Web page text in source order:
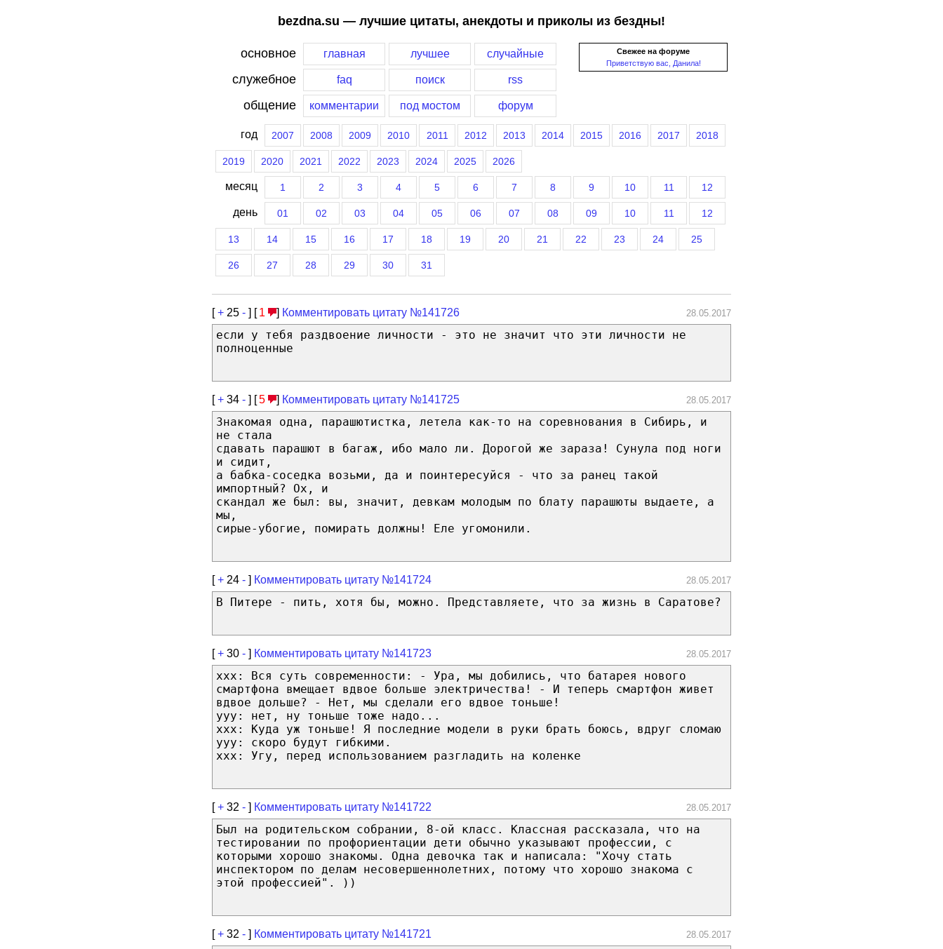
bezdna.su — лучшие цитаты, анекдоты и приколы из бездны!
Свежее на форуме
Приветствую вас, Данила!
основное главная лучшее случайные
служебное faq поиск rss
общение комментарии под мостом форум
год 2007 2008 2009 2010 2011 2012 2013 2014 2015 2016 2017 2018
2019 2020 2021 2022 2023 2024 2025 2026
месяц 1 2 3 4 5 6 7 8 9 10 11 12
день 01 02 03 04 05 06 07 08 09 10 11 12
13 14 15 16 17 18 19 20 21 22 23 24 25
26 27 28 29 30 31
[+ 25 - ] [ 1 ] Комментировать цитату №141726 28.05.2017
если у тебя раздвоение личности - это не значит что эти личности не
полноценные
[+ 34 - ] [5 ] Комментировать цитату №141725 28.05.2017
Знакомая одна, парашютистка, летела как-то на соревнования в Сибирь, и
не стала
сдавать парашют в багаж, ибо мало ли. Дорогой же зараза! Сунула под ноги
и сидит,
а бабка-соседка возьми, да и поинтересуйся - что за ранец такой
импортный? Ох, и
скандал же был: вы, значит, девкам молодым по блату парашюты выдаете, а
мы,
сирые-убогие, помирать должны! Еле угомонили.
[+ 24 - ] Комментировать цитату №141724 28.05.2017
В Питере - пить, хотя бы, можно. Представляете, что за жизнь в Саратове?
[+ 30 - ] Комментировать цитату №141723 28.05.2017
ххх: Вся суть современности: - Ура, мы добились, что батарея нового
смартфона вмещает вдвое больше электричества! - И теперь смартфон живет
вдвое дольше? - Нет, мы сделали его вдвое тоньше!
ууу: нет, ну тоньше тоже надо...
ххх: Куда уж тоньше! Я последние модели в руки брать боюсь, вдруг сломаю
ууу: скоро будут гибкими.
ххх: Угу, перед использованием разгладить на коленке
[+ 32 - ] Комментировать цитату №141722 28.05.2017
Был на родительском собрании, 8-ой класс. Классная рассказала, что на
тестировании по профориентации дети обычно указывают профессии, с
которыми хорошо знакомы. Одна девочка так и написала: "Хочу стать
инспектором по делам несовершеннолетних, потому что хорошо знакома с
этой профессией". ))
[+ 32 - ] Комментировать цитату №141721 28.05.2017